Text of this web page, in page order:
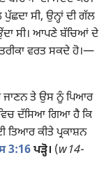
ਸੀ, ਉਨ੍ਹਾਂ ਦੀ ਗੱਲ
ਸੀ। ਆਪਣੇ ਬੱਚਿਆਂ ਦੇ
ਵਰਤ ਸਕਦੇ ਹੋ।—
ਜਾਣਨ ਤੇ ਉਸ ਨੂੰ ਪਿਆਰ
ਦੱਸਿਆ ਗਿਆ ਹੈ ਕਿ
ਕੀਤੇ ਪ੍ਰਕਾਸ਼ਨ
3:16ਪੜ੍ਹੋ। (w14-